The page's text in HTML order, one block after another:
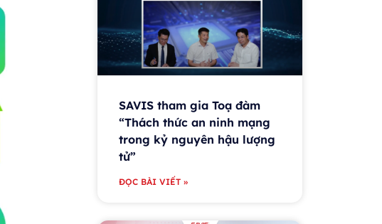
SAVIS tham gia Toạ đàm
“Thách thức an ninh mạng
trong kỷ nguyên hậu lượng
tử”
ĐỌC BÀI VIẾT »